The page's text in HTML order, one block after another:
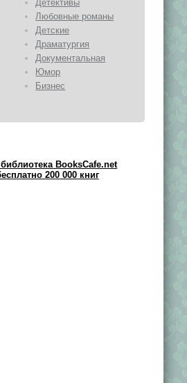
Детективы
Любовные романы
Детские
Драматургия
Документальная
Юмор
Бизнес
BooksCafe.net
200 000 книг